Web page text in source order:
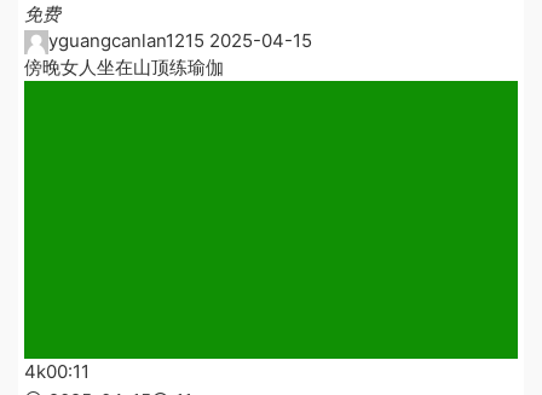
免费
yguangcanlan1215 2025-04-15
傍晚女人坐在山顶练瑜伽
4k00:11